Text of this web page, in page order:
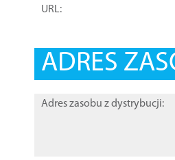
URL:
ADRES
Adres zasobu z dystrybucji: